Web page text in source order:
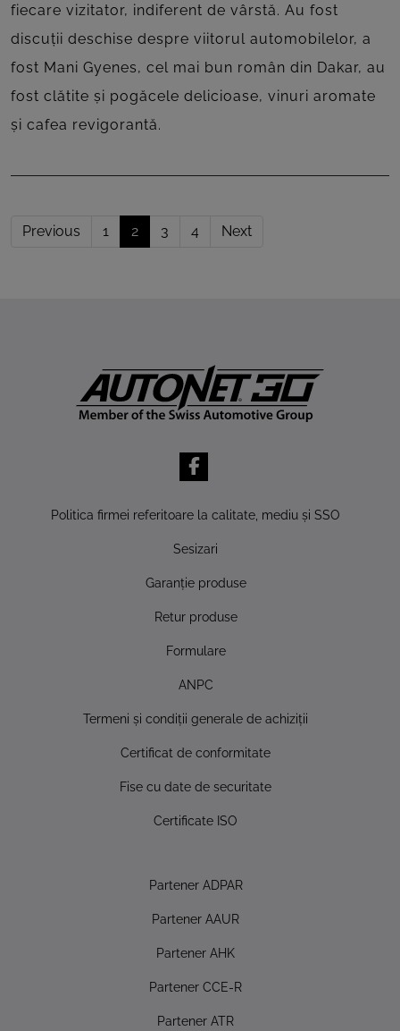
fiecare vizitator, indiferent de vârstă. Au fost
discuții deschise despre viitorul automobilelor, a
fost Mani Gyenes, cel mai bun român din Dakar, au
fost clătite și pogăcele delicioase, vinuri aromate
și cafea revigorantă.
Previous 1 2 3 4 Next
Politica firmei referitoare la calitate, mediu şi SSO
Sesizari
Garanţie produse
Retur produse
Formulare
ANPC
Termeni şi condiţii generale de achiziţii
Certificat de conformitate
Fise cu date de securitate
Certificate ISO
Partener ADPAR
Partener AAUR
Partener AHK
Partener CCE-R
Partener ATR